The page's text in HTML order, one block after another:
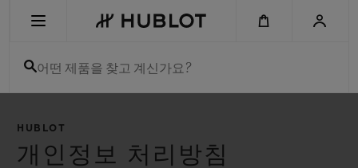
어떤 제품을 찾고 계신가요?
HUBLOT
개인정보 처리방침
최근 검색이 없습니다